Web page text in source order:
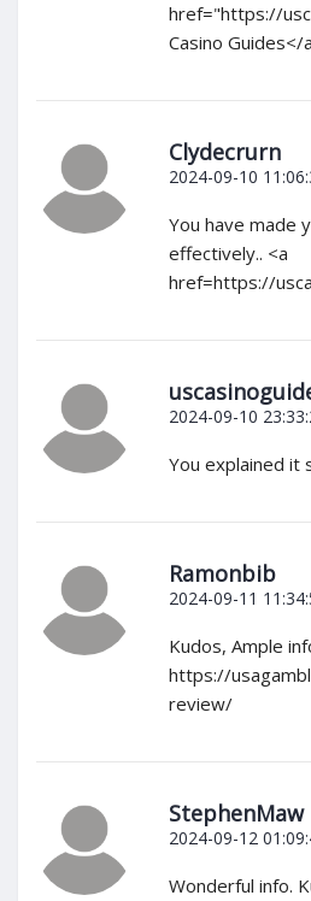
href="https://
Casino Guides</
Clydecrurn
2024-09-10
You have made
effectively.. <a
href=https://
2024-09-10
You explained it
Ramonbib
2024-09-11
Kudos, Ample
https://
review/
StephenMaw
2024-09-12
Wonderful info.